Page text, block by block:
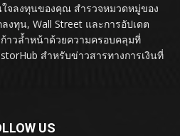
จลงทุนของคุณ สำรวจหมวดหมู่ของ
งทุน, Wall Street และการอัปเดต
าวล้ำหน้าด้วยความครอบคลุมที่
สำหรับข่าวสารทางการเงินที่
US